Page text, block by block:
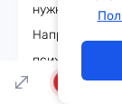
нужна ли
Например,
психологи,
скептически